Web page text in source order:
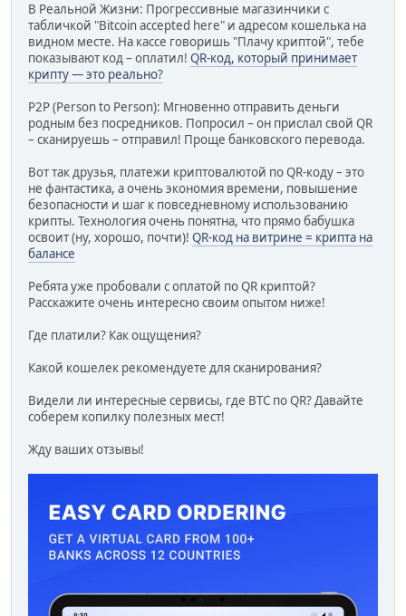
В Реальной Жизни: Прогрессивные магазинчики с
табличкой "Bitcoin accepted here" и адресом кошелька на
видном месте. На кассе говоришь "Плачу криптой", тебе
показывают код – оплатил! QR-код, который принимает
крипту — это реально?
P2P (Person to Person): Мгновенно отправить деньги
родным без посредников. Попросил – он прислал свой QR
– сканируешь – отправил! Проще банковского перевода.
Вот так друзья, платежи криптовалютой по QR-коду – это
не фантастика, а очень экономия времени, повышение
безопасности и шаг к повседневному использованию
крипты. Технология очень понятна, что прямо бабушка
освоит (ну, хорошо, почти)! QR-код на витрине = крипта на
балансе
Ребята уже пробовали с оплатой по QR криптой?
Расскажите очень интересно своим опытом ниже!
Где платили? Как ощущения?
Какой кошелек рекомендуете для сканирования?
Видели ли интересные сервисы, где BTC по QR? Давайте
соберем копилку полезных мест!
Жду ваших отзывы!